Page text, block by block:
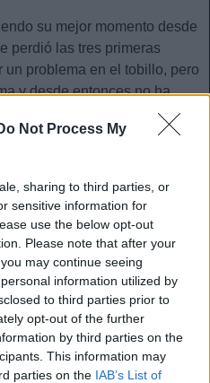
Not Process My
sharing to third parties, or
sensitive information for
use the below opt-out
Please note that after your
may continue seeing
information utilized by
to third parties prior to
opt-out of the further
by third parties on the
This information may
parties on the IAB’s List of
su mejor momento desde
perdió las tres primeras
problema en el tobillo, pero
y desde entonces no ha
En los últimos cinco
y 1 asistencia. Abde es
(Villarreal,
más en forma de LaLiga,
En este buen momento